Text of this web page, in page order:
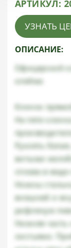
АРТИКУЛ:
УЗНАТЬ
ОПИСАНИЕ:
Офицерский
клейма
Клинок
На пяте
Рукоять
витыми
сплава в
Ножны
внешней и
рифленую
Нижняя
листьями.